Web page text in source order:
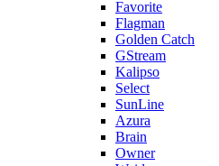
Favorite
Flagman
Golden Catch
GStream
Kalipso
Select
SunLine
Azura
Brain
Owner